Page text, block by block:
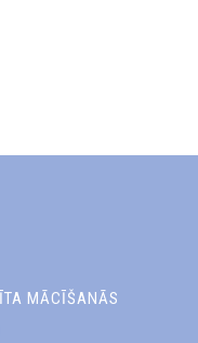
MĀCĪŠANĀS